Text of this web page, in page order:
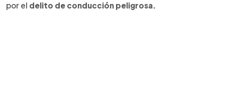
por el delito de conducción peligrosa.